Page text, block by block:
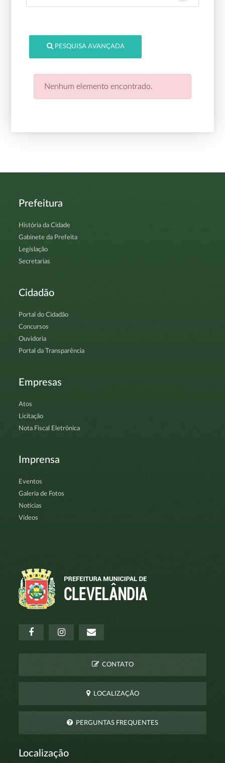
PESQUISA AVANÇADA
Nenhum elemento encontrado.
Prefeitura
História da Cidade
Gabinete da Prefeita
Legislação
Secretarias
Cidadão
Portal do Cidadão
Concursos
Ouvidoria
Portal da Transparência
Empresas
Atos
Licitação
Nota Fiscal Eletrônica
Imprensa
Eventos
Galeria de Fotos
Notícias
Vídeos
CONTATO
LOCALIZAÇÃO
PERGUNTAS FREQUENTES
Localização